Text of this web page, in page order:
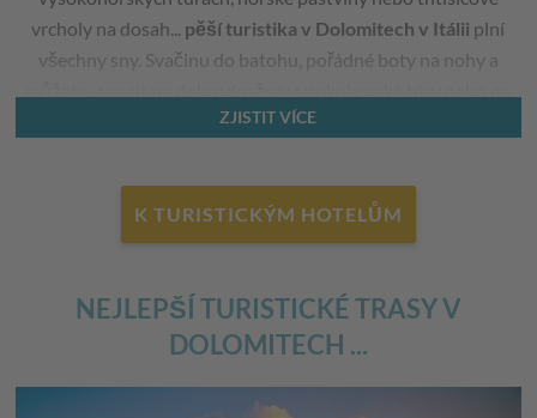
vrcholy na dosah... pěší turistika v Dolomitech v Itálii plní
všechny sny. Svačinu do batohu, pořádné boty na nohy a
pohodové procházky, které potěší především malé příznivce
Níže jsme pro vás připravili přehled těchnejkrásnějších tras
v Dolomitech.
ZJISTIT VÍCE
K TURISTICKÝM HOTELŮM
NEJLEPŠÍ TURISTICKÉ TRASY V
DOLOMITECH ...